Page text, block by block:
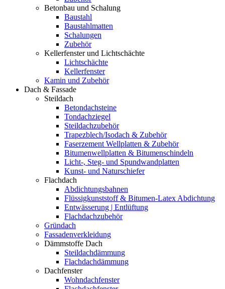
Betonbau und Schalung
Baustahl
Baustahlmatten
Schalungen
Zubehör
Kellerfenster und Lichtschächte
Lichtschächte
Kellerfenster
Kamin und Zubehör
Dach & Fassade
Steildach
Betondachsteine
Tondachziegel
Steildachzubehör
Trapezblech/Isodach & Zubehör
Faserzement Wellplatten & Zubehör
Bitumenwellplatten & Bitumenschindeln
Licht-, Steg- und Spundwandplatten
Kunst- und Naturschiefer
Flachdach
Abdichtungsbahnen
Flüssigkunststoff & Bitumen-Latex Abdichtung
Entwässerung | Entlüftung
Flachdachzubehör
Gründach
Fassadenverkleidung
Dämmstoffe Dach
Steildachdämmung
Flachdachdämmung
Dachfenster
Wohndachfenster